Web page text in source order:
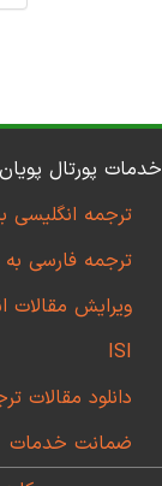
خدمات پورتال
ترجمه انگلیسی
ترجمه فارسی به
ویرایش مقالات
ISI
دانلود مقالات
ضمانت خدمات